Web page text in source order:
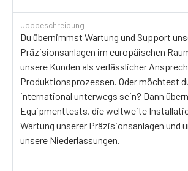
Jobbeschreibung
Du übernimmst Wartung und Support
Präzisionsanlagen im europäischen
unsere Kunden als verlässlicher
Produktionsprozessen. Oder möchtest
international unterwegs sein? Dann
Equipmenttests, die weltweite
Wartung unserer Präzisionsanlagen und
unsere Niederlassungen.